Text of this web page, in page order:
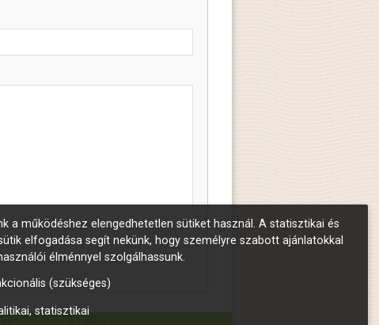
a működéshez elengedhetetlen sütiket használ. A statisztikai és
elfogadása segít nekünk, hogy személyre szabott ajánlatokkal
élménnyel szolgálhassunk.
(szükséges)
statisztikai